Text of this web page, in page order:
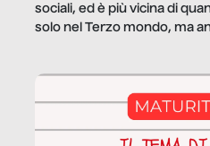
sociali, ed è più vicina di
solo nel Terzo mondo, ma